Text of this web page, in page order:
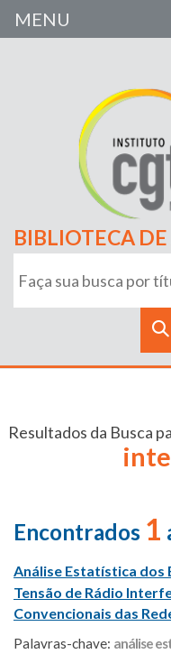
BIBLIOTECA
Resultados da Busca
Encontrados 1
Análise Estatística dos
Tensão de Rádio
Convencionais das
Palavras-chave: análise
MENU